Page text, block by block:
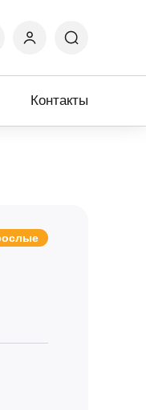
Контакты